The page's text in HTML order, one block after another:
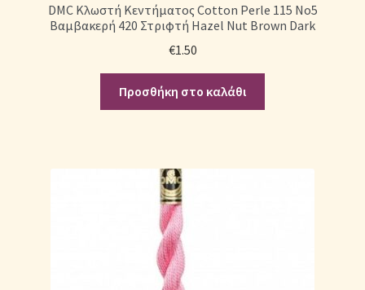
DMC Κλωστή Κεντήματος Cotton Perle 115 No5
Βαμβακερή 420 Στριφτή Hazel Nut Brown Dark
€1.50
Προσθήκη στο καλάθι